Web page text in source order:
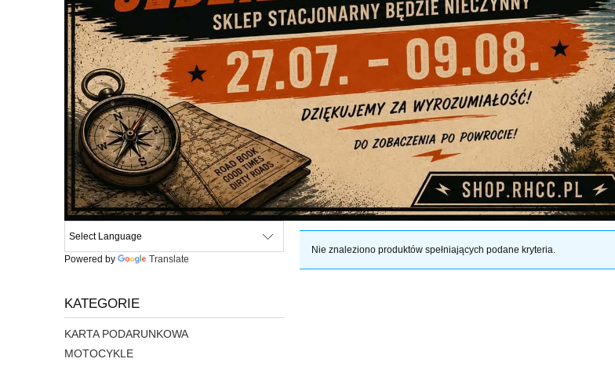
Powered by Translate
KATEGORIE
KARTA PODARUNKOWA
MOTOCYKLE
Nie znaleziono produktów spełniających podane kryteria.